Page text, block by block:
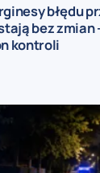
błędu
bez zmian
kontroli